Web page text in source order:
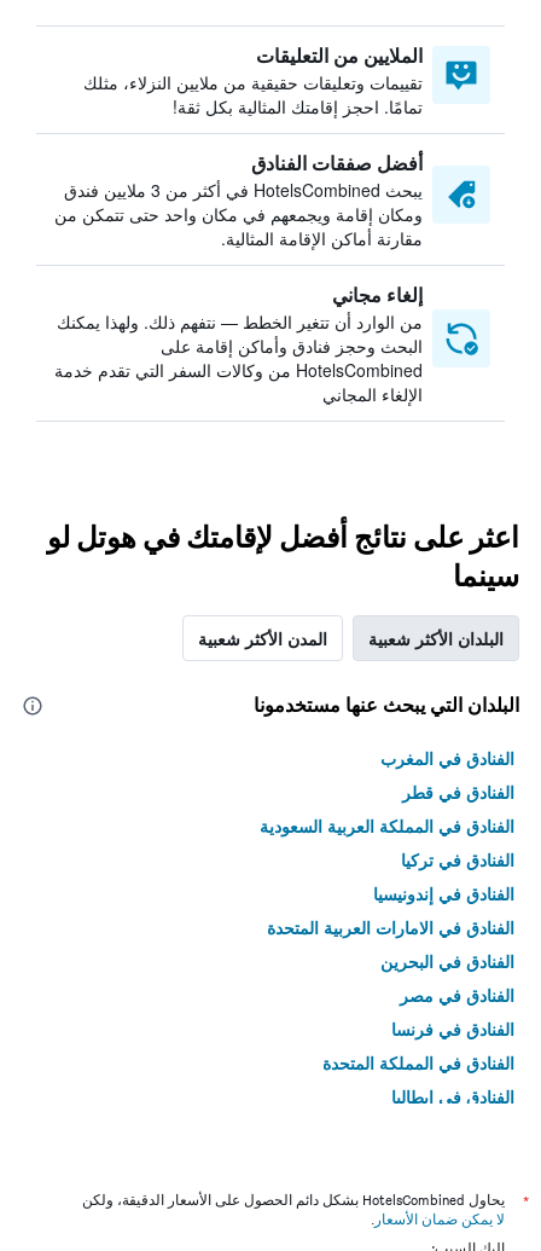
الملايين من التعليقات
تقييمات وتعليقات حقيقية من ملايين النزلاء، مثلك
تمامًا. احجز إقامتك المثالية بكل ثقة!
أفضل صفقات الفنادق
يبحث HotelsCombined في أكثر من 3 ملايين فندق
ومكان إقامة ويجمعهم في مكان واحد حتى تتمكن من
مقارنة أماكن الإقامة المثالية.
إلغاء مجاني
من الوارد أن تتغير الخطط — نتفهم ذلك. ولهذا يمكنك
البحث وحجز فنادق وأماكن إقامة على
HotelsCombined من وكالات السفر التي تقدم خدمة
الإلغاء المجاني
اعثر على نتائج أفضل لإقامتك في هوتل لو
سينما
البلدان الأكثر شعبية المدن الأكثر شعبية
البلدان التي يبحث عنها مستخدمونا
الفنادق في المغرب
الفنادق في قطر
الفنادق في المملكة العربية السعودية
الفنادق في تركيا
الفنادق في إندونيسيا
الفنادق في الامارات العربية المتحدة
الفنادق في البحرين
الفنادق في مصر
الفنادق في فرنسا
الفنادق في المملكة المتحدة
الفنادق في إيطاليا
*
يحاول HotelsCombined بشكل دائم الحصول على الأسعار الدقيقة، ولكن
لا يمكن ضمان الأسعار .